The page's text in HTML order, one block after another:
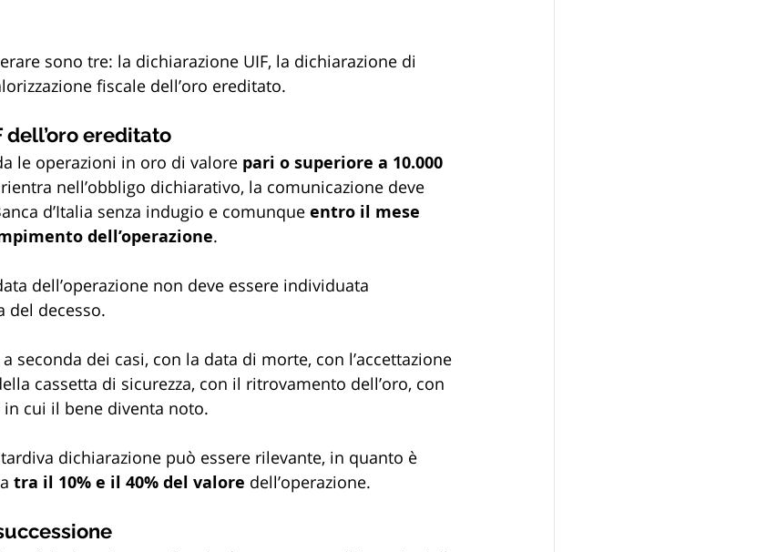
sono tre: la dichiarazione UIF, la dichiarazione di
fiscale dell’oro ereditato.
dell’oro ereditato
le operazioni in oro di valore pari o superiore a 10.000
nell’obbligo dichiarativo, la comunicazione deve
d’Italia senza indugio e comunque entro il mese
dell’operazione.
dell’operazione non deve essere individuata
del decesso.
seconda dei casi, con la data di morte, con l’accettazione
cassetta di sicurezza, con il ritrovamento dell’oro, con
cui il bene diventa noto.
dichiarazione può essere rilevante, in quanto è
tra il 10% e il 40% del valore dell’operazione.